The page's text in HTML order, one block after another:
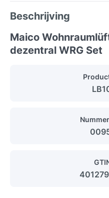
Beschrijving
Maico
dezentral WRG Set